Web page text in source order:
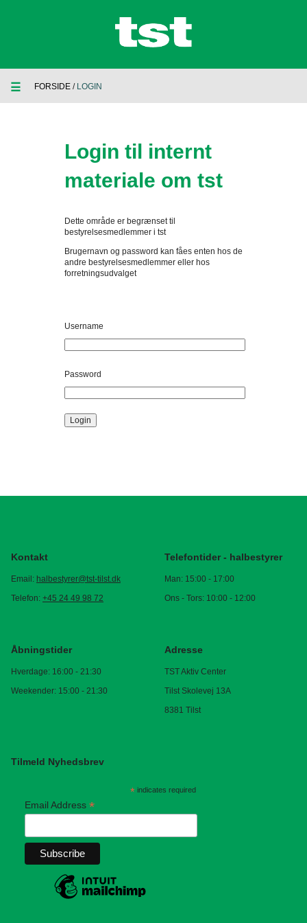
☰ FORSIDE / LOGIN
Login til internt
materiale om tst
Dette område er begrænset til
bestyrelsesmedlemmer i tst
Brugernavn og password kan fåes enten hos de
andre bestyrelsesmedlemmer eller hos
forretningsudvalget
Username
Password
Login
Kontakt
Email: halbestyrer@tst-tilst.dk
Telefon: +45 24 49 98 72
Telefontider - halbestyrer
Man: 15:00 - 17:00
Ons - Tors: 10:00 - 12:00
Åbningstider
Hverdage: 16:00 - 21:30
Weekender: 15:00 - 21:30
Adresse
TST Aktiv Center
Tilst Skolevej 13A
8381 Tilst
Tilmeld Nyhedsbrev
*indicates required
Email Address *